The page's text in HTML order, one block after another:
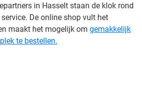
in Hasselt staan de klok rond
De online shop vult het
maakt het mogelijk om gemakkelijk
te bestellen.